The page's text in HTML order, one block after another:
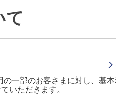
て
一部のお客さまに対し、基本
いただきます。